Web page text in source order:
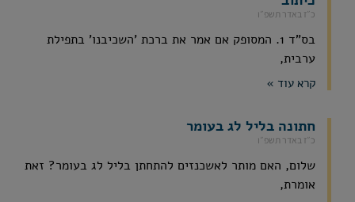
כ״ז באדר תשפ״ו
בס"ד 1. המסופק אם אמר את ברכת 'השכיבנו' בתפילת
ערבית,
קרא עוד »
חתונה בליל לג בעומר
כ״ז באדר תשפ״ו
שלום, האם מותר לאשכנזים להתחתן בליל לג בעומר? זאת
אומרת,